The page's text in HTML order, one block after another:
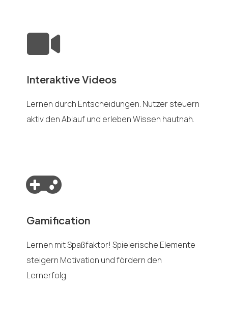
Interaktive Videos
Lernen durch Entscheidungen. Nutzer steuern
aktiv den Ablauf und erleben Wissen hautnah.
Gamification
Lernen mit Spaßfaktor! Spielerische Elemente
steigern Motivation und fördern den
Lernerfolg.